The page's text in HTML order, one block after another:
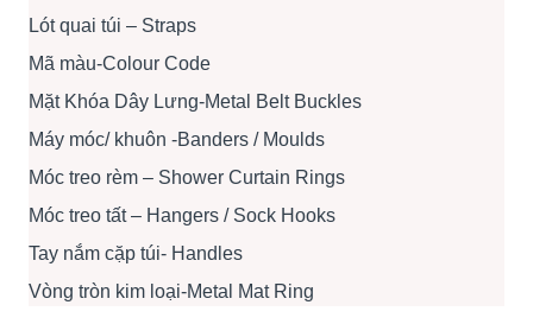
Lót quai túi – Straps
Mã màu-Colour Code
Mặt Khóa Dây Lưng-Metal Belt Buckles
Máy móc/ khuôn -Banders / Moulds
Móc treo rèm – Shower Curtain Rings
Móc treo tất – Hangers / Sock Hooks
Tay nắm cặp túi- Handles
Vòng tròn kim loại-Metal Mat Ring